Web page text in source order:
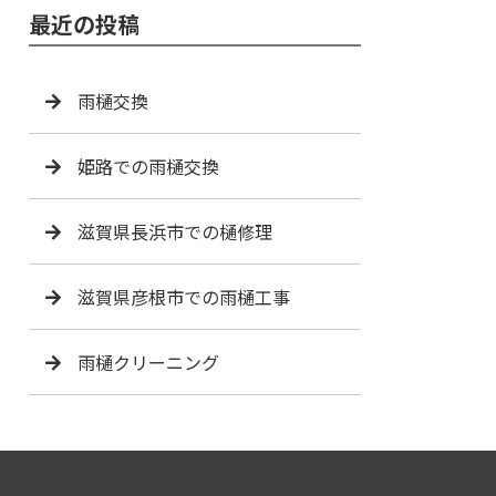
最近の投稿
雨樋交換
姫路での雨樋交換
滋賀県長浜市での樋修理
滋賀県彦根市での雨樋工事
雨樋クリーニング